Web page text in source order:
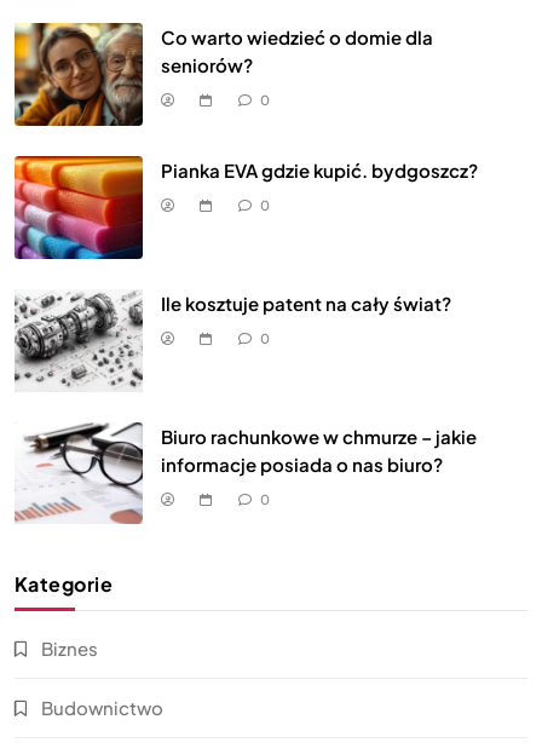
Co warto wiedzieć o domie dla
seniorów?
0
Pianka EVA gdzie kupić. bydgoszcz?
0
Ile kosztuje patent na cały świat?
0
Biuro rachunkowe w chmurze – jakie
informacje posiada o nas biuro?
0
Kategorie
Biznes
Budownictwo